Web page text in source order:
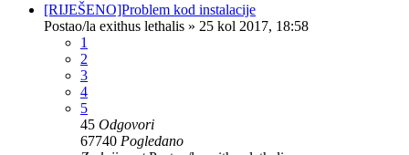
[RIJEŠENO]Problem kod instalacije
Postao/la exithus lethalis » 25 kol 2017, 18:58
1
2
3
4
5
45 Odgovori
67740 Pogledano